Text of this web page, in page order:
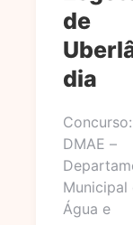
de
dia
Concurso:
DMAE –
Municipal
Água e